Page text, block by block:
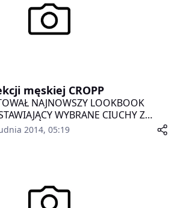
męskiej CROPP
NAJNOWSZY LOOKBOOK
WYBRANE CIUCHY Z
ZNALAZŁY SIĘ W NIM PRZEDE
GARDEROBY, BEZ KTÓRYCH
2014, 05:19